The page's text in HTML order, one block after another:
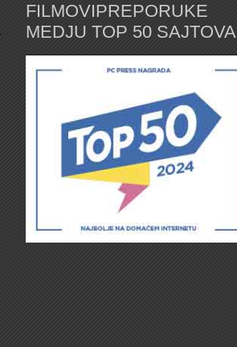
FILMOVIPREPORUKE
MEDJU TOP 50 SAJTOVA